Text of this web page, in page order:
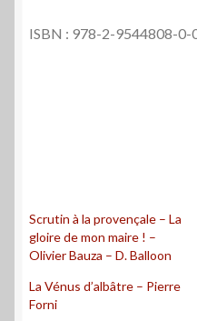
ISBN : 978-2-9544808-0-
Scrutin à la provençale – La
gloire de mon maire ! –
Olivier Bauza – D. Balloon
La Vénus d’albâtre – Pierre
Forni